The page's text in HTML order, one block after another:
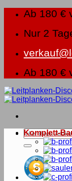
springen
Ab 180 €
Nur 2
Ab 180 €
Suche
nach:
Komplett-